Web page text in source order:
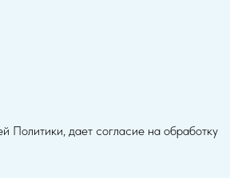
Политики, дает согласие на обработку